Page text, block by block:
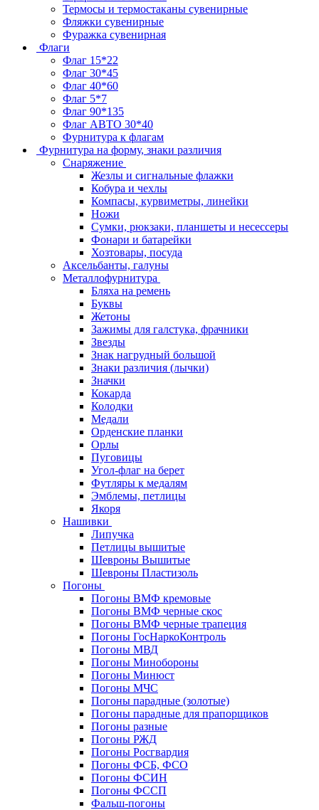
Термосы и термостаканы сувенирные
Фляжки сувенирные
Фуражка сувенирная
Флаги
Флаг 15*22
Флаг 30*45
Флаг 40*60
Флаг 5*7
Флаг 90*135
Флаг АВТО 30*40
Фурнитура к флагам
Фурнитура на форму, знаки различия
Снаряжение
Жезлы и сигнальные флажки
Кобура и чехлы
Компасы, курвиметры, линейки
Ножи
Сумки, рюкзаки, планшеты и несессеры
Фонари и батарейки
Хозтовары, посуда
Аксельбанты, галуны
Металлофурнитура
Бляха на ремень
Буквы
Жетоны
Зажимы для галстука, фрачники
Звезды
Знак нагрудный большой
Знаки различия (лычки)
Значки
Кокарда
Колодки
Медали
Орденские планки
Орлы
Пуговицы
Угол-флаг на берет
Футляры к медалям
Эмблемы, петлицы
Якоря
Нашивки
Липучка
Петлицы вышитые
Шевроны Вышитые
Шевроны Пластизоль
Погоны
Погоны ВМФ кремовые
Погоны ВМФ черные скос
Погоны ВМФ черные трапеция
Погоны ГосНаркоКонтроль
Погоны МВД
Погоны Минобороны
Погоны Минюст
Погоны МЧС
Погоны парадные (золотые)
Погоны парадные для прапорщиков
Погоны разные
Погоны РЖД
Погоны Росгвардия
Погоны ФСБ, ФСО
Погоны ФСИН
Погоны ФССП
Фальш-погоны